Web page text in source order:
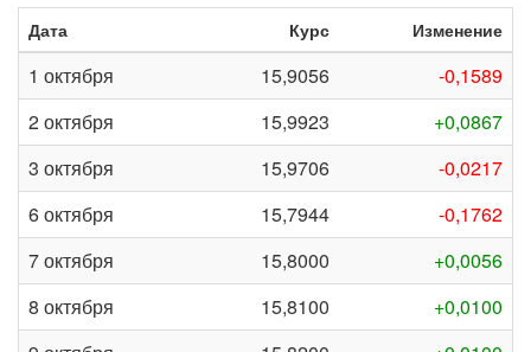
Дата
Курс Изменение
1 октября 15,9056
-0,1589
2 октября
15,9923
+0,0867
3 октября
15,9706
-0,0217
6 октября
15,7944
-0,1762
7 октября
15,8000
+0,0056
8 октября
15,8100
+0,0100